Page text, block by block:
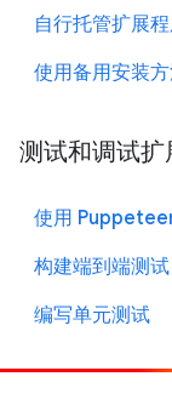
自行托管扩展
使用备用安装
测试和调试扩
使用
构建端到端测试
编写单元测试